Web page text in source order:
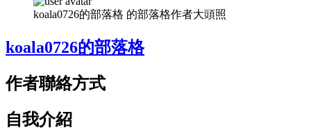
koala0726的部落格 的部落格作者大頭照
koala0726的部落格
作者聯絡方式
自我介紹